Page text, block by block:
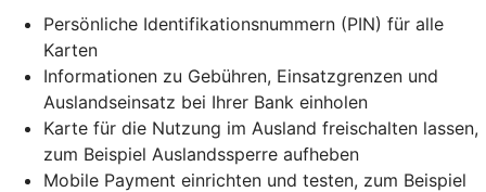
Persönliche Identifikationsnummern (PIN) für alle
Karten
Informationen zu Gebühren, Einsatzgrenzen und
Auslandseinsatz bei Ihrer Bank einholen
Karte für die Nutzung im Ausland freischalten lassen,
zum Beispiel Auslandssperre aufheben
Mobile Payment einrichten und testen, zum Beispiel